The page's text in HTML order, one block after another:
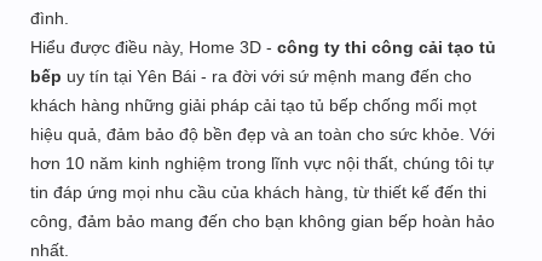
đình.
Hiểu được điều này, Home 3D - công ty thi công cải tạo tủ
bếp uy tín tại Yên Bái - ra đời với sứ mệnh mang đến cho
khách hàng những giải pháp cải tạo tủ bếp chống mối mọt
hiệu quả, đảm bảo độ bền đẹp và an toàn cho sức khỏe. Với
hơn 10 năm kinh nghiệm trong lĩnh vực nội thất, chúng tôi tự
tin đáp ứng mọi nhu cầu của khách hàng, từ thiết kế đến thi
công, đảm bảo mang đến cho bạn không gian bếp hoàn hảo
nhất.